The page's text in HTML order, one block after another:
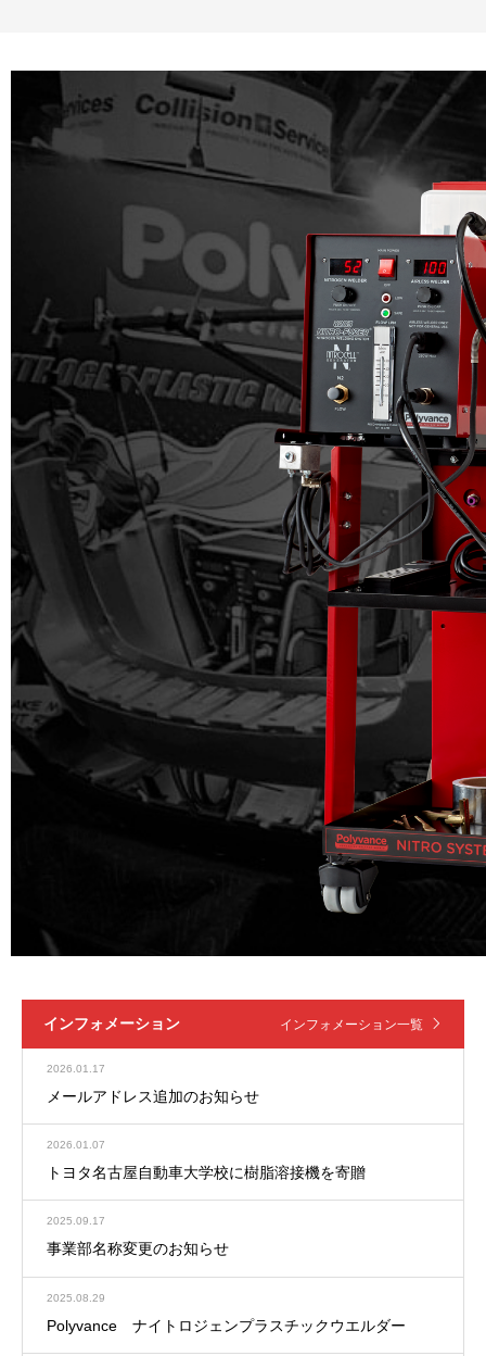
インフォメーション インフォメーション一覧
2026.01.17
メールアドレス追加のお知らせ
2026.01.07
トヨタ名古屋自動車大学校に樹脂溶接機を寄贈
2025.09.17
事業部名称変更のお知らせ
2025.08.29
Polyvance ナイトロジェンプラスチックウエルダー